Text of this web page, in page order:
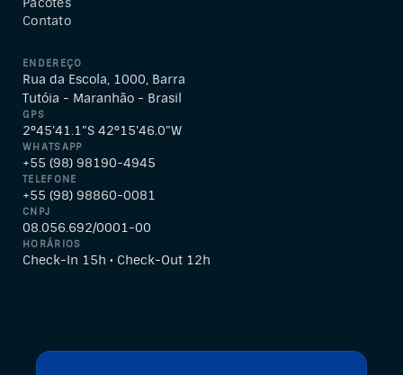
Contato
ENDEREÇO
Rua da Escola, 1000, Barra
Tutóia - Maranhão - Brasil
GPS
2°45'41.1"S 42°15'46.0"W
WHATSAPP
+55 (98) 98190-4945
TELEFONE
+55 (98) 98860-0081
CNPJ
08.056.692/0001-00
HORÁRIOS
Check-In 15h • Check-Out 12h